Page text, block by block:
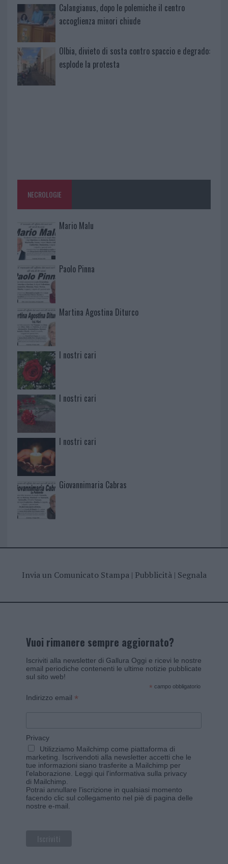
Calangianus, dopo le polemiche il centro
accoglienza minori chiude
Olbia, divieto di sosta contro spaccio e degrado:
esplode la protesta
NECROLOGIE
Mario Malu
Paolo Pinna
Martina Agostina Diturco
I nostri cari
I nostri cari
I nostri cari
Giovannimaria Cabras
Invia un Comunicato Stampa| Pubblicità| Segnala
Vuoi rimanere sempre aggiornato?
Iscriviti alla newsletter di Gallura Oggi e ricevi le nostre
email periodiche contenenti le ultime notizie pubblicate
sul sito web!
* campo obbligatorio
Indirizzo email *
Privacy
Utilizziamo Mailchimp come piattaforma di
marketing. Iscrivendoti alla newsletter accetti che le
tue informazioni siano trasferite a Mailchimp per
l'elaborazione. Leggi qui l'informativa sulla privacy
di Mailchimp.
Potrai annullare l'iscrizione in qualsiasi momento
facendo clic sul collegamento nel piè di pagina delle
nostre e-mail.